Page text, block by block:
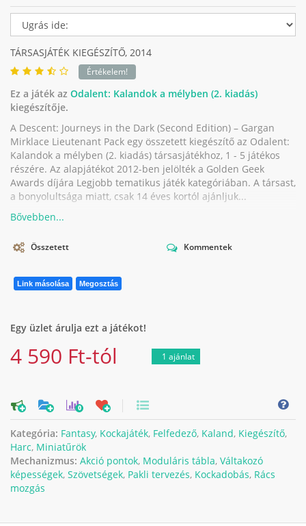
TÁRSASJÁTÉK KIEGÉSZÍTŐ, 2014
Értékelem!
Ez a játék az Odalent: Kalandok a mélyben (2. kiadás)
kiegészítője.
A Descent: Journeys in the Dark (Second Edition) – Gargan
Mirklace Lieutenant Pack egy összetett kiegészítő az Odalent:
Kalandok a mélyben (2. kiadás) társasjátékhoz, 1 - 5 játékos
részére. Az alapjátékot 2012-ben jelölték a Golden Geek
Awards díjára Legjobb tematikus játék kategóriában. A társast,
a bonyolultsága miatt, csak 14 éves kortól ajánljuk...
Összetett Kommentek
Link másolása Megosztás
Egy üzlet árulja ezt a játékot!
4 590 Ft-tól 1 ajánlat
0
Kategória: Fantasy, Kockajáték, Felfedező, Kaland, Kiegészítő,
Harc, Miniatűrök
Mechanizmus: Akció pontok, Moduláris tábla, Váltakozó
képességek, Szövetségek, Pakli tervezés, Kockadobás, Rács
mozgás